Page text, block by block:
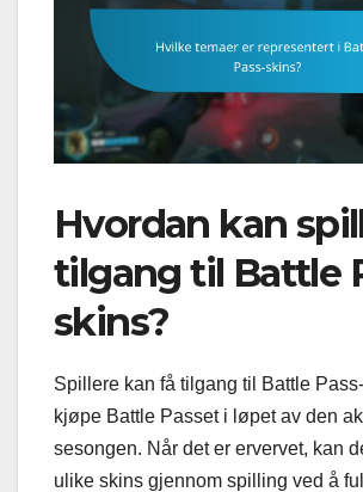
Hvordan kan
tilgang til Battle
skins?
Spillere kan få tilgang til Battle
kjøpe Battle Passet i løpet av den
sesongen. Når det er ervervet, kan
ulike skins gjennom spilling ved å